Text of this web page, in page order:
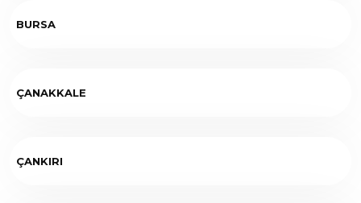
BURSA
ÇANAKKALE
ÇANKIRI